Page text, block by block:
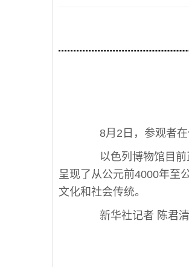
8月2日，参观者在
以色列博物馆目前正
呈现了从公元前4000年至
文化和社会传统。
新华社记者 陈君